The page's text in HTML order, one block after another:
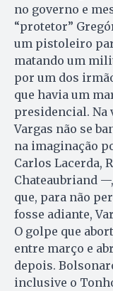
no governo e
“protetor”
um pistoleiro
matando um
por um dos
que havia um
presidencial. Na
Vargas não se
na imaginação
Carlos Lacerda,
Chateaubriand
que, para não
fosse adiante,
O golpe que
entre março e
depois.
inclusive o